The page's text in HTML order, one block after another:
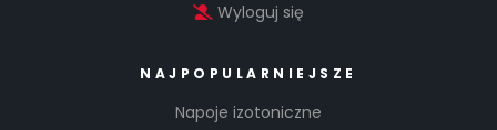
Wyloguj się
NAJPOPULARNIEJSZE
Napoje izotoniczne